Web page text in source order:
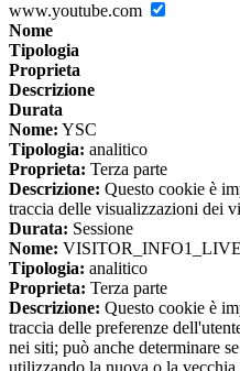
www.youtube.com
Nome
Tipologia
Proprieta
Descrizione
Durata
Nome: YSC
Tipologia: analitico
Proprieta: Terza parte
Descrizione: Questo cookie è
traccia delle visualizzazioni dei
Durata: Sessione
Nome: VISITOR_INFO1_LIVE
Tipologia: analitico
Proprieta: Terza parte
Descrizione: Questo cookie è
traccia delle preferenze
nei siti; può anche determinare